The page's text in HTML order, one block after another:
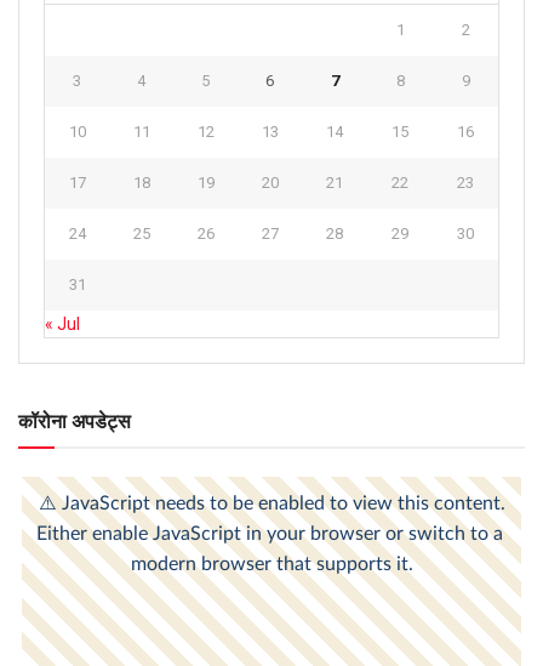
1 2
3 4 5 6 7 8 9
10 11 12 13 14 15 16
17 18 19 20 21 22 23
24 25 26 27 28 29 30
31
« Jul
कॉरोना अपडेट्स